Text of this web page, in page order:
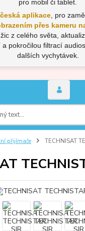
pro mobil či tablet.
česká aplikace , pro
přes kameru
z celého světa,
a pokročilou filtrací
dalších vychytávek.
přijímače TECHNISAT